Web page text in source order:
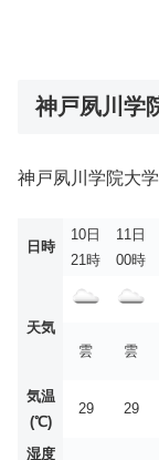
神戸夙川学
神戸夙川学院大
日時
10日
21時
11日
00時
天気
雲
雲
気温
(℃)
29 29
湿度